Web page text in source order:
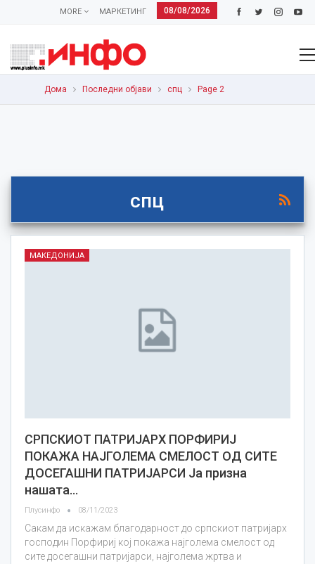
08/08/2026
МАРКЕТИНГ
MORE
Дома Последни објави спц Page 2
спц
МАКЕДОНИЈА
СРПСКИОТ ПАТРИЈАРХ ПОРФИРИЈ
ПОКАЖА НАЈГОЛЕМА СМЕЛОСТ ОД СИТЕ
ДОСЕГАШНИ ПАТРИЈАРСИ Ја призна
нашата…
Плусинфо 08/11/2023
Сакам да искажам благодарност до српскиот патријарх
господин Порфириј кој покажа најголема смелост од
сите досегашни патријарси, најголема жртва и